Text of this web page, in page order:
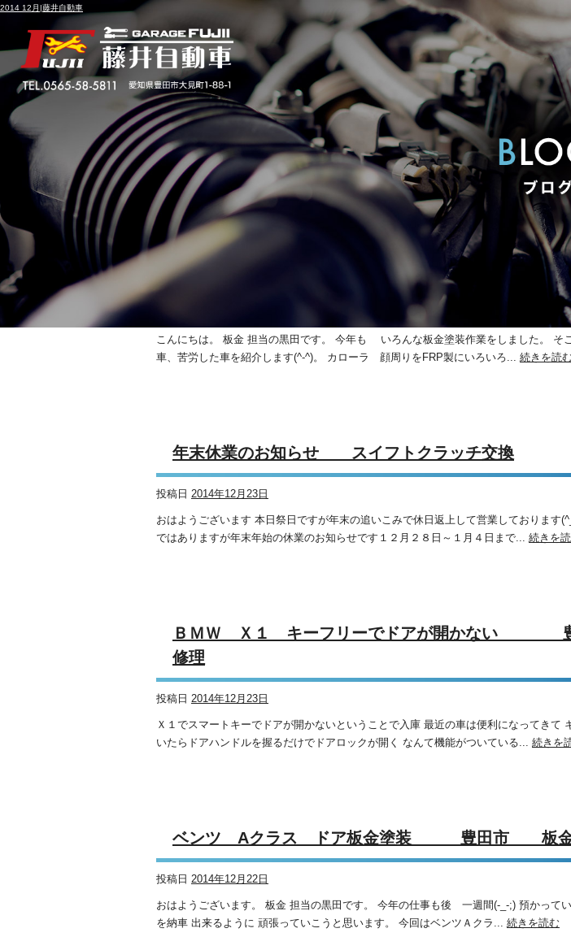
2014 12月|藤井自動車
月別アーカイブ:
板金塗装 色々なもの
こんにちは。 板金 担当の黒田です。 今年も いろんな板金塗装作業をしました。 そ
車、苦労した車を紹介します(^-^)。 カローラ 顔周りをFRP製にいろいろ... 続きを読む
年末休業のお知らせ スイフトクラッチ交換
投稿日 2014年12月23日
おはようございます 本日祭日ですが年末の追いこみで休日返上して営業しております
ではありますが年末年始の休業のお知らせです１２月２８日～１月４日まで... 続きを
ＢＭＷ Ｘ１ キーフリーでドアが開かない
修理
投稿日 2014年12月23日
Ｘ１でスマートキーでドアが開かないということで入庫 最近の車は便利になってきて
いたらドアハンドルを握るだけでドアロックが開く なんて機能がついている... 続きを
ベンツ Aクラス ドア板金塗装 豊田市 板
投稿日 2014年12月22日
おはようございます。 板金 担当の黒田です。 今年の仕事も後 一週間(-_-;) 預かって
を納車 出来るように 頑張っていこうと思います。 今回はベンツＡクラ... 続きを読む